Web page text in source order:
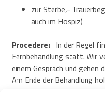
zur Sterbe,-
auch im Hospiz)
Procedere: In der Regel
Fernbehandlung statt. Wir
einem Gespräch und gehen
Am Ende der Behandlung